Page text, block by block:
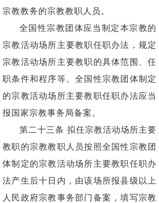
宗教教务的宗教教职人员。
全国性宗教团体应当制定本宗教的
宗教活动场所主要教职任职办法，规定
宗教活动场所主要教职的具体范围、任
职条件和程序等。全国性宗教团体制定
的宗教活动场所主要教职任职办法应当
报国家宗教事务局备案。
第二十三条 拟任宗教活动场所主要
教职的宗教教职人员按照全国性宗教团
体制定的宗教活动场所主要教职任职办
法产生后十日内，由该场所报县级以上
人民政府宗教事务部门备案，填写宗教